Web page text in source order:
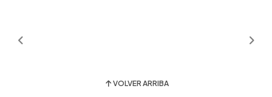
VOLVER ARRIBA